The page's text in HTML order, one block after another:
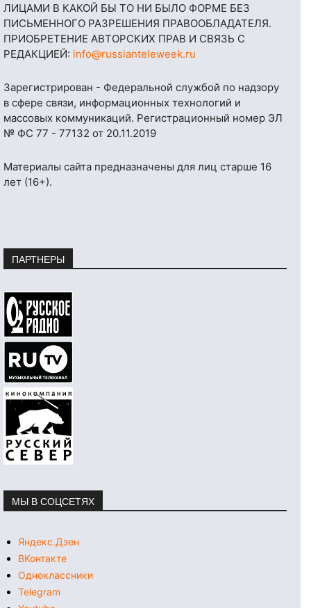
ЛИЦАМИ В КАКОЙ БЫ ТО НИ БЫЛО ФОРМЕ БЕЗ
ПИСЬМЕННОГО РАЗРЕШЕНИЯ ПРАВООБЛАДАТЕЛЯ.
ПРИОБРЕТЕНИЕ АВТОРСКИХ ПРАВ И СВЯЗЬ С
РЕДАКЦИЕЙ: info@russianteleweek.ru
Зарегистрирован - Федеральной службой по надзору
в сфере связи, информационных технологий и
массовых коммуникаций. Регистрационный номер ЭЛ
№ ФС 77 - 77132 от 20.11.2019
Материалы сайта предназначены для лиц старше 16
лет (16+).
ПАРТНЕРЫ
МЫ В СОЦСЕТЯХ
Яндекс.Дзен
ВКонтакте
Одноклассники
Telegram